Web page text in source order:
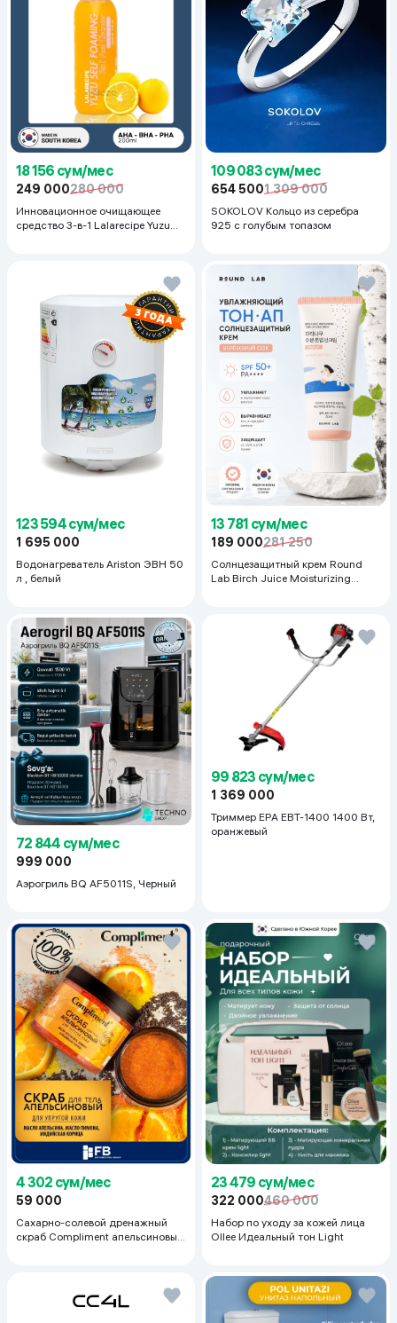
18 156 сум/мес
249 000280 000
Инновационное очищающее
средство 3-в-1 Lalarecipe Yuzu
109 083 сум/мес
654 5001 309 000
SOKOLOV Кольцо из серебра
925 с голубым топазом
123 594 сум/мес
1 695 000
Водонагреватель Ariston ЭВН 50
л , белый
13 781 сум/мес
189 000281 250
Солнцезащитный крем Round
Lab Birch Juice Moisturizing
72 844 сум/мес
999 000
Аэрогриль BQ AF5011S, Черный
99 823 сум/мес
1 369 000
Триммер EPA EBT-1400 1400 Вт,
оранжевый
4 302 сум/мес
59 000
Сахарно-солевой дренажный
скраб Compliment апельсиновый
23 479 сум/мес
322 000460 000
Набор по уходу за кожей лица
Ollee Идеальный тон Light